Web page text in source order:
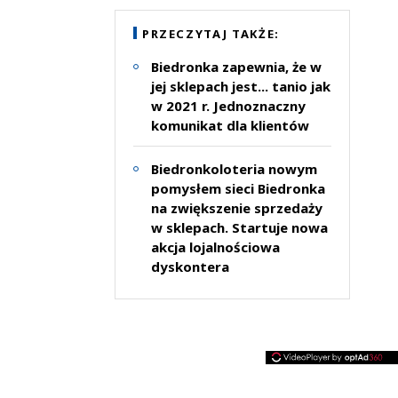
PRZECZYTAJ TAKŻE:
Biedronka zapewnia, że w
jej sklepach jest... tanio jak
w 2021 r. Jednoznaczny
komunikat dla klientów
Biedronkoloteria nowym
pomysłem sieci Biedronka
na zwiększenie sprzedaży
w sklepach. Startuje nowa
akcja lojalnościowa
dyskontera